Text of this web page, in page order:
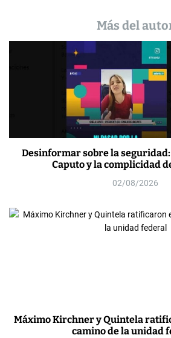
Más del
Desinformar sobre la
Caputo y la complicidad
02/08/2026
Máximo Kirchner y Quintela
camino de la unidad